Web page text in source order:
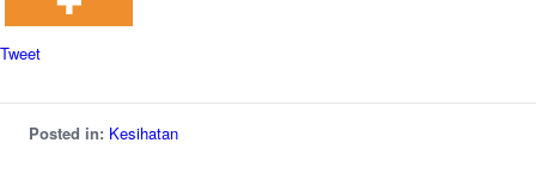
Tweet
Posted in: Kesihatan